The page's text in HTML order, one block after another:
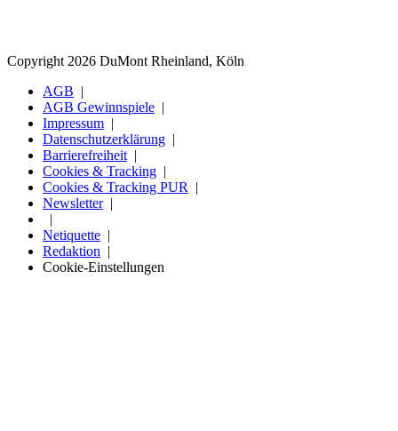
Copyright 2026 DuMont Rheinland, Köln
AGB
AGB Gewinnspiele
Impressum
Datenschutzerklärung
Barrierefreiheit
Cookies & Tracking
Cookies & Tracking PUR
Newsletter
Netiquette
Redaktion
Cookie-Einstellungen